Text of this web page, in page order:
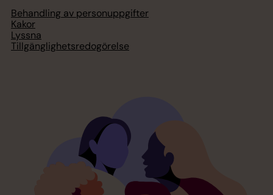
Behandling av personuppgifter
Kakor
Lyssna
Tillgänglighetsredogörelse